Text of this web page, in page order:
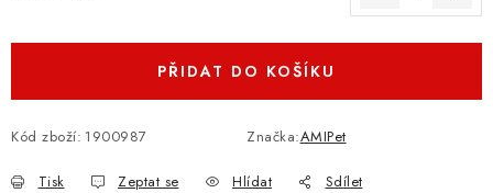
PŘIDAT DO KOŠÍKU
Kód zboží: 1900987 Značka:AMIPet
Tisk Zeptat se Hlídat Sdílet